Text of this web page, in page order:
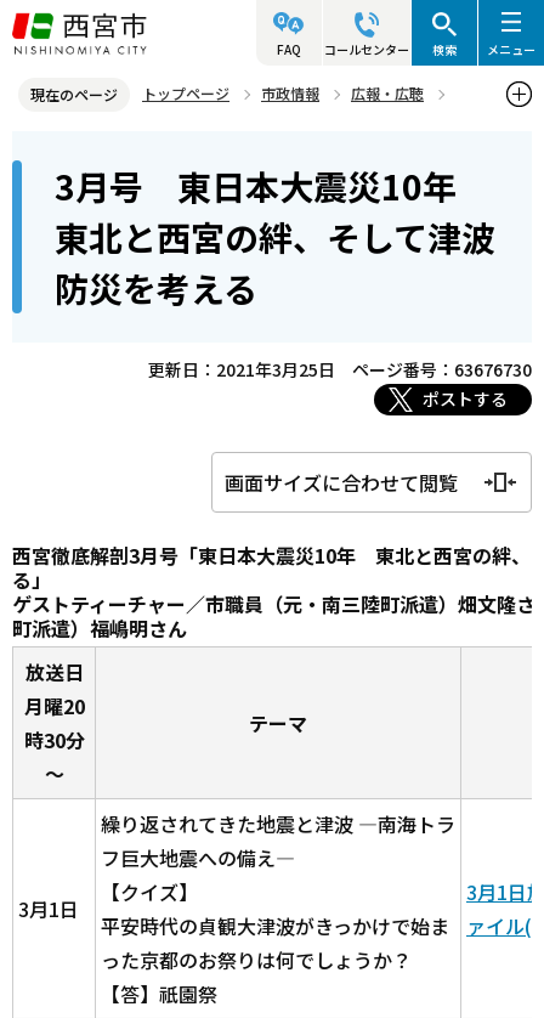
こ
の
ジ
す
FAQ コールセンター 検索 メニュー
現在のページ トップページ 市政情報
広報・広聴
3月号 東日本大震災10年 東北と西宮の絆、そして津波防災を考え
ら
3月号 東日本大震災10年
東北と西宮の絆、そして津波
防災を考える
更新日：2021年3月25日
ページ番号：63676730
ポストする
画面サイズに合わせて閲覧
西宮徹底解剖3月号「東日本大震災10年 東北と西宮の絆、
る」
ゲストティーチャー／市職員（元・南三陸町派遣）畑文隆
町派遣）福嶋明さん
放送日
月曜20
時30分
～
テーマ
3月1日
繰り返されてきた地震と津波 ―南海トラ
フ巨大地震への備え―
【クイズ】
平安時代の貞観大津波がきっかけで始ま
った京都のお祭りは何でしょうか？
【答】祇園祭
3月1日
ァイル